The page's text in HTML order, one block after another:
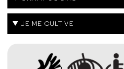
JE ME CULTIVE